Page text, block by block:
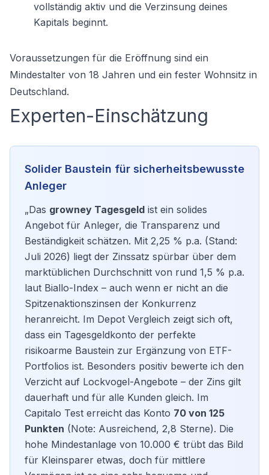
vollständig aktiv und die Verzinsung deines
Kapitals beginnt.
Voraussetzungen für die Eröffnung sind ein
Mindestalter von 18 Jahren und ein fester Wohnsitz in
Deutschland.
Experten-Einschätzung
Solider Baustein für sicherheitsbewusste
Anleger
„Das growney Tagesgeld ist ein solides
Angebot für Anleger, die Transparenz und
Beständigkeit schätzen. Mit 2,25 % p.a. (Stand:
Juli 2026) liegt der Zinssatz spürbar über dem
marktüblichen Durchschnitt von rund 1,5 % p.a.
laut Biallo-Index – auch wenn er nicht an die
Spitzenaktionszinsen der Konkurrenz
heranreicht. Im Depot Vergleich zeigt sich oft,
dass ein Tagesgeldkonto der perfekte
risikoarme Baustein zur Ergänzung von ETF-
Portfolios ist. Besonders positiv bewerte ich den
Verzicht auf Lockvogel-Angebote – der Zins gilt
dauerhaft und für alle Kunden gleich. Im
Capitalo Test erreicht das Konto 70 von 125
Punkten (Note: Ausreichend, 2,8 Sterne). Die
hohe Mindestanlage von 10.000 € trübt das Bild
für Kleinsparer etwas, doch für mittlere